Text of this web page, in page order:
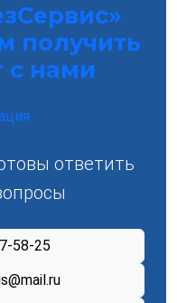
получить
с нами
ответить
58-25